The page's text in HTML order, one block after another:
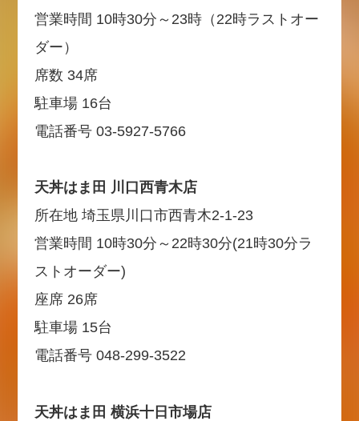
営業時間 10時30分～23時（22時ラストオー
ダー）
席数 34席
駐車場 16台
電話番号 03-5927-5766
天丼はま田 川口西青木店
所在地 埼玉県川口市西青木2-1-23
営業時間 10時30分～22時30分(21時30分ラ
ストオーダー)
座席 26席
駐車場 15台
電話番号 048-299-3522
天丼はま田 横浜十日市場店